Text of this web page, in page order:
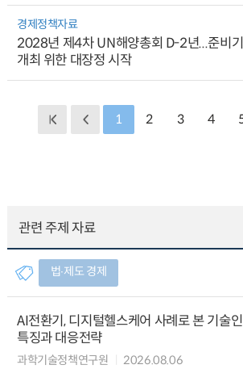
경제정책자료
2028년 제4차 UN해양총회 D-2년...준비
개최 위한 대장정 시작
1 2 3 4
관련 주제 자료
법∙제도 경제
AI전환기, 디지털헬스케어 사례로 본 기술
특징과 대응전략
과학기술정책연구원 2026.08.06